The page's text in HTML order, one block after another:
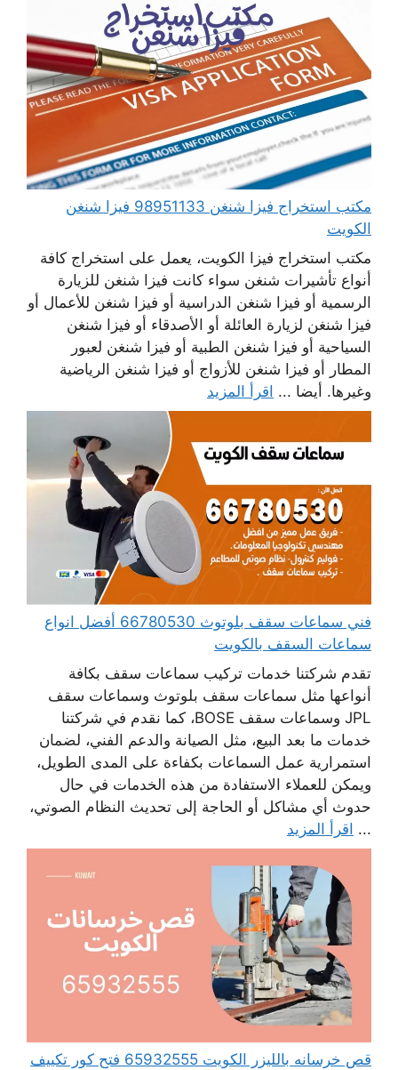
مكتب استخراج فيزا شنغن 98951133 فيزا شنغن
الكويت
مكتب استخراج فيزا الكويت، يعمل على استخراج كافة
أنواع تأشيرات شنغن سواء كانت فيزا شنغن للزيارة
الرسمية أو فيزا شنغن الدراسية أو فيزا شنغن للأعمال أو
فيزا شنغن لزيارة العائلة أو الأصدقاء أو فيزا شنغن
السياحية أو فيزا شنغن الطبية أو فيزا شنغن لعبور
المطار أو فيزا شنغن للأزواج أو فيزا شنغن الرياضية
وغيرها. أيضا ... اقرأ المزيد
فني سماعات سقف بلوتوث 66780530 أفضل انواع
سماعات السقف بالكويت
تقدم شركتنا خدمات تركيب سماعات سقف بكافة
أنواعها مثل سماعات سقف بلوتوث وسماعات سقف
JPL وسماعات سقف BOSE، كما نقدم في شركتنا
خدمات ما بعد البيع، مثل الصيانة والدعم الفني، لضمان
استمرارية عمل السماعات بكفاءة على المدى الطويل،
ويمكن للعملاء الاستفادة من هذه الخدمات في حال
حدوث أي مشاكل أو الحاجة إلى تحديث النظام الصوتي،
... اقرأ المزيد
قص خرسانه بالليزر الكويت 65932555 فتح كور تكييف